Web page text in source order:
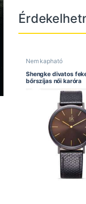
Nem kapható
Shengke divatos
bőrszíjas női karóra